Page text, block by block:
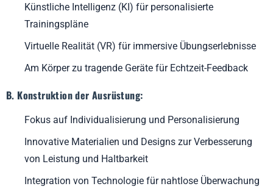
Künstliche Intelligenz (KI) für personalisierte
Trainingspläne
Virtuelle Realität (VR) für immersive Übungserlebnisse
Am Körper zu tragende Geräte für Echtzeit-Feedback
B. Konstruktion der Ausrüstung:
Fokus auf Individualisierung und Personalisierung
Innovative Materialien und Designs zur Verbesserung
von Leistung und Haltbarkeit
Integration von Technologie für nahtlose Überwachung